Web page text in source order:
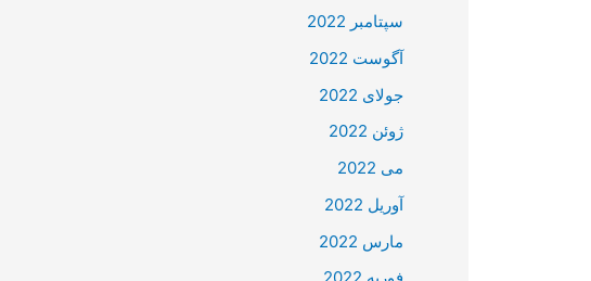
سپتامبر 2022
آگوست 2022
جولای 2022
ژوئن 2022
می 2022
آوریل 2022
مارس 2022